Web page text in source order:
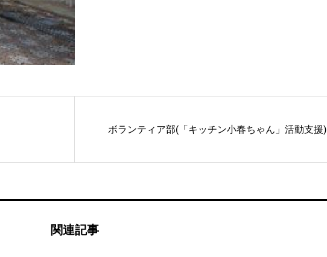
ボランティア部(「キッチン小春ちゃん」活動支援)
関連記事